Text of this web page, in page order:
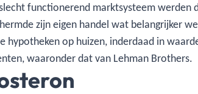
functionerend marktsysteem werden
zijn eigen handel wat belangrijker
hypotheken op huizen, inderdaad in
waaronder dat van Lehman Brothers.